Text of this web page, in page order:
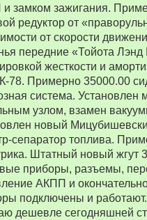
замком зажигания.
редуктор от
от скорости
передние «Тойота
жесткости и
78. Примерно 35000.00
система.
узлом, взамен
новый
сепаратор топлива.
Штатный новый жгут
приборы, разъемы,
АКПП и
подключены и
дешевле сегодняшней